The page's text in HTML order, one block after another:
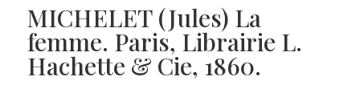
MICHELET (Jules) La
femme. Paris, Librairie L.
Hachette & Cie, 1860.